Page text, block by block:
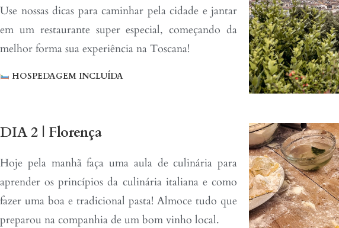
Use nossas dicas para caminhar pela cidade e jantar
em um restaurante super especial, começando da
melhor forma sua experiência na Toscana!
HOSPEDAGEM INCLUÍDA
DIA 2 | Florença
Hoje pela manhã faça uma aula de culinária para
aprender os princípios da culinária italiana e como
fazer uma boa e tradicional pasta! Almoce tudo que
preparou na companhia de um bom vinho local.